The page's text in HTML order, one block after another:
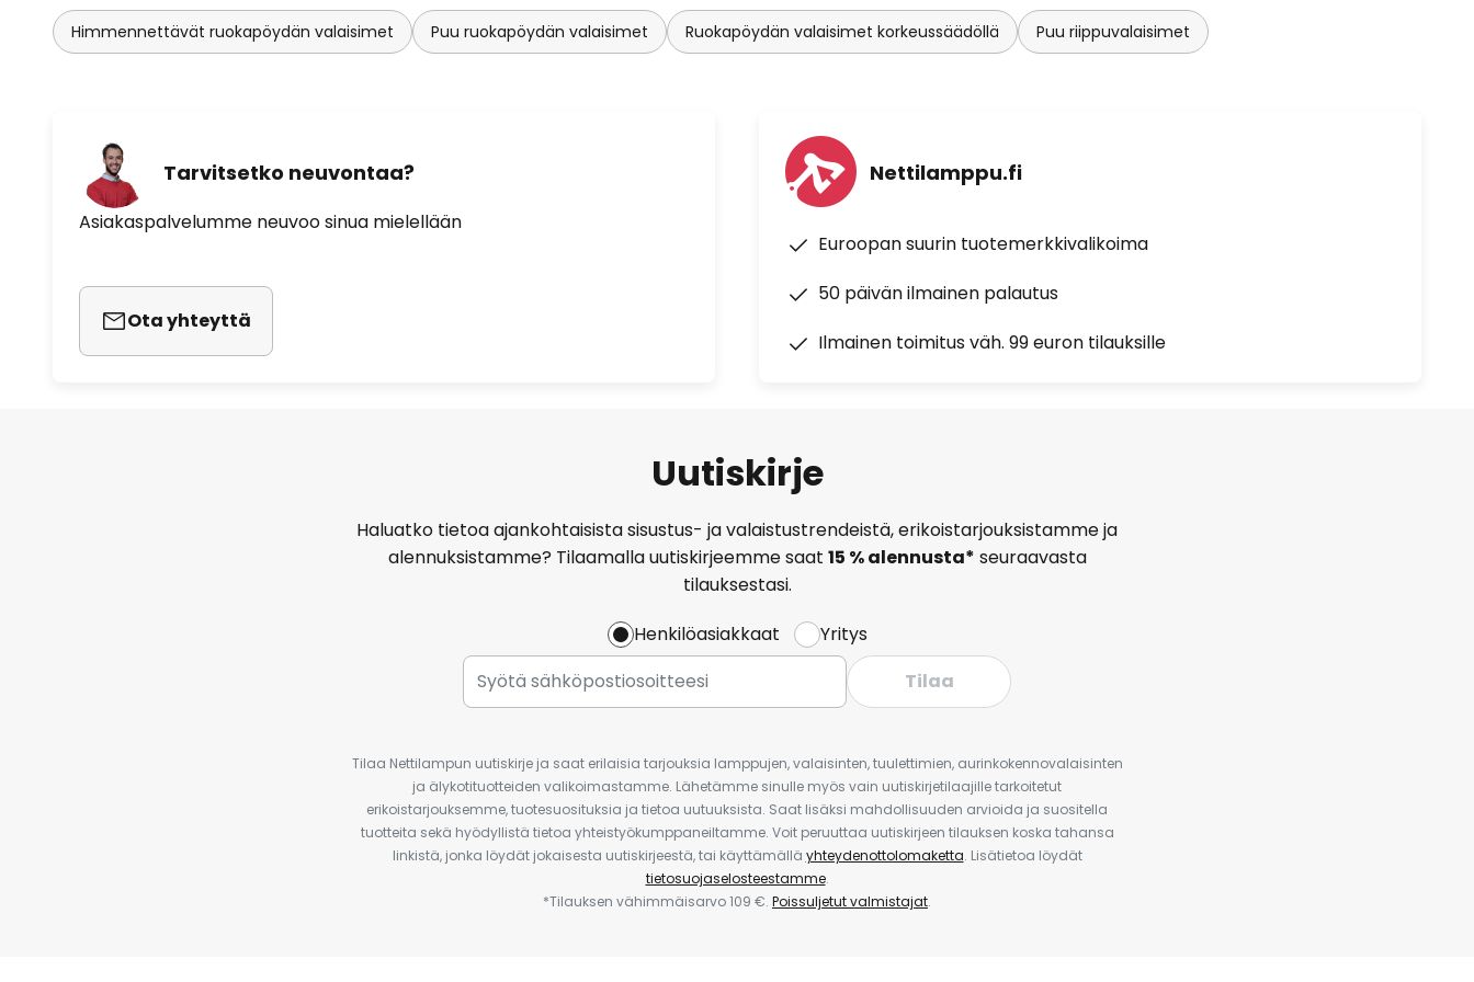
Himmennettävät ruokapöydän valaisimet Puu ruokapöydän valaisimet Ruokapöydän valaisimet korkeussäädöllä Puu riippuvalaisimet
Tarvitsetko neuvontaa?
Asiakaspalvelumme neuvoo sinua mielellään
Ota yhteyttä
Nettilamppu.fi
Euroopan suurin tuotemerkkivalikoima
50 päivän ilmainen palautus
Ilmainen toimitus väh. 99 euron tilauksille
Uutiskirje
Haluatko tietoa ajankohtaisista sisustus- ja valaistustrendeistä, erikoistarjouksistamme ja
alennuksistamme? Tilaamalla uutiskirjeemme saat 15 % alennusta* seuraavasta
tilauksestasi.
Henkilöasiakkaat
Yritys
Tilaa
Tilaa Nettilampun uutiskirje ja saat erilaisia tarjouksia lamppujen, valaisinten, tuulettimien, aurinkokennovalaisinten
ja älykotituotteiden valikoimastamme. Lähetämme sinulle myös vain uutiskirjetilaajille tarkoitetut
erikoistarjouksemme, tuotesuosituksia ja tietoa uutuuksista. Saat lisäksi mahdollisuuden arvioida ja suositella
tuotteita sekä hyödyllistä tietoa yhteistyökumppaneiltamme. Voit peruuttaa uutiskirjeen tilauksen koska tahansa
linkistä, jonka löydät jokaisesta uutiskirjeestä, tai käyttämällä yhteydenottolomaketta. Lisätietoa löydät
tietosuojaselosteestamme.
*Tilauksen vähimmäisarvo 109 €. Poissuljetut valmistajat.